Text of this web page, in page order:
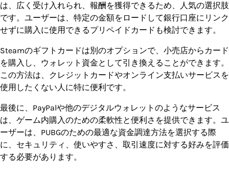
は、広く受け入れられ、報酬を獲得できるため、人気の選択肢
です。ユーザーは、特定の金額をロードして銀行口座にリンク
せずに購入に使用できるプリペイドカードも検討できます。
Steamのギフトカードは別のオプションで、小売店からカード
を購入し、ウォレット資金として引き換えることができます。
この方法は、クレジットカードやオンライン支払いサービスを
使用したくない人に特に便利です。
最後に、PayPalや他のデジタルウォレットのようなサービス
は、ゲーム内購入のための柔軟性と便利さを提供できます。ユ
ーザーは、PUBGのための最適な資金調達方法を選択する際
に、セキュリティ、使いやすさ、取引速度に対する好みを評価
する必要があります。